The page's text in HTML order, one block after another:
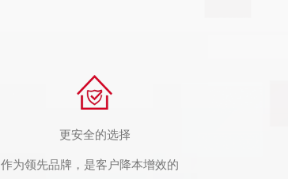
更安全的选择
作为领先品牌，是客户降本增效的